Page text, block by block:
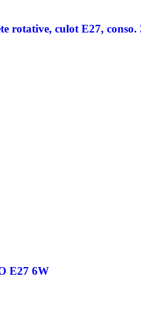
rotative, culot E27,
E27 6W